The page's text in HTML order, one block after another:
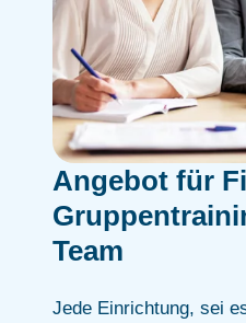
Angebot für
Team
Jede Einrichtung, sei